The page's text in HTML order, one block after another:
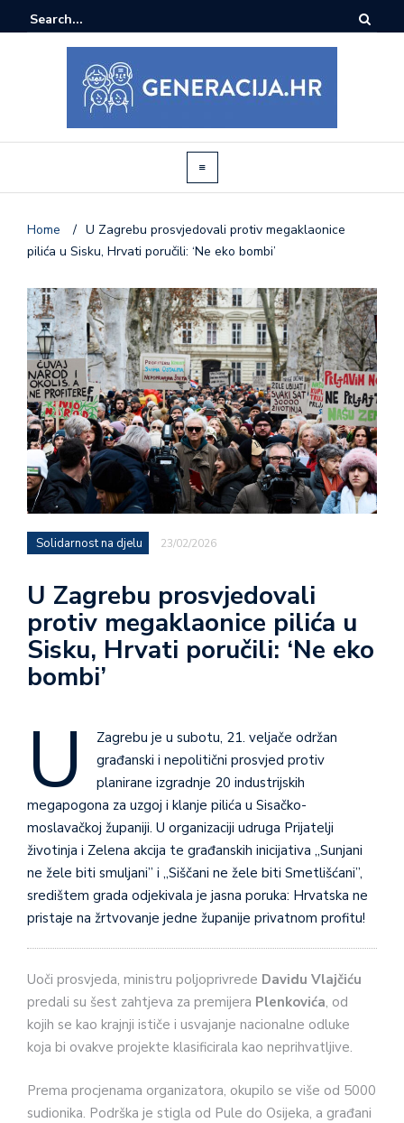
Home / U Zagrebu prosvjedovali protiv megaklaonice
pilića u Sisku, Hrvati poručili: ‘Ne eko bombi’
Solidarnost na djelu 23/02/2026
U Zagrebu prosvjedovali
protiv megaklaonice pilića u
Sisku, Hrvati poručili: ‘Ne eko
bombi’
U
Zagrebu je u subotu, 21. veljače održan
građanski i nepolitični prosvjed protiv
planirane izgradnje 20 industrijskih
megapogona za uzgoj i klanje pilića u Sisačko-
moslavačkoj županiji. U organizaciji udruga Prijatelji
životinja i Zelena akcija te građanskih inicijativa „Sunjani
ne žele biti smuljani” i „Siščani ne žele biti Smetlišćani”,
središtem grada odjekivala je jasna poruka: Hrvatska ne
pristaje na žrtvovanje jedne županije privatnom profitu!
Uoči prosvjeda, ministru poljoprivrede Davidu Vlajčiću
predali su šest zahtjeva za premijera Plenkovića, od
kojih se kao krajnji ističe i usvajanje nacionalne odluke
koja bi ovakve projekte klasificirala kao neprihvatljive.
Prema procjenama organizatora, okupilo se više od 5000
sudionika. Podrška je stigla od Pule do Osijeka, a građani